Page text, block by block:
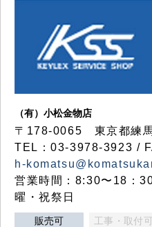
（有）小松金物店
〒178-0065 東京都練
TEL：03-3978-3923 /
h-
営業時間：8:30〜18：
曜・祝祭日
販売可 工事・取付可